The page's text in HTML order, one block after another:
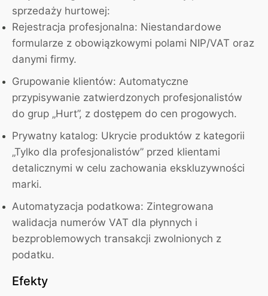
sprzedaży hurtowej:
Rejestracja profesjonalna: Niestandardowe
formularze z obowiązkowymi polami NIP/VAT oraz
danymi firmy.
Grupowanie klientów: Automatyczne
przypisywanie zatwierdzonych profesjonalistów
do grup „Hurt”, z dostępem do cen progowych.
Prywatny katalog: Ukrycie produktów z kategorii
„Tylko dla profesjonalistów” przed klientami
detalicznymi w celu zachowania ekskluzywności
marki.
Automatyzacja podatkowa: Zintegrowana
walidacja numerów VAT dla płynnych i
bezproblemowych transakcji zwolnionych z
podatku.
Efekty